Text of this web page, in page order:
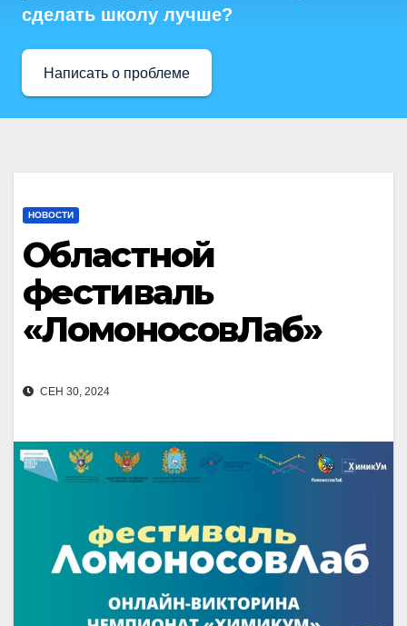
сделать школу лучше?
Написать о проблеме
НОВОСТИ
Областной
фестиваль
«ЛомоносовЛаб»
СЕН 30, 2024